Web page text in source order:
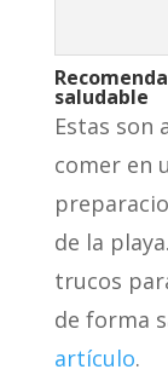
saludable
Estas son
comer en
de la
trucos
de forma
artículo.